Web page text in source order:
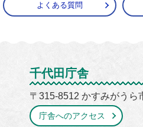
よくある質問
かすみがうら市
千代田庁舎
〒315-8512 かすみがうら
庁舎へのアクセス